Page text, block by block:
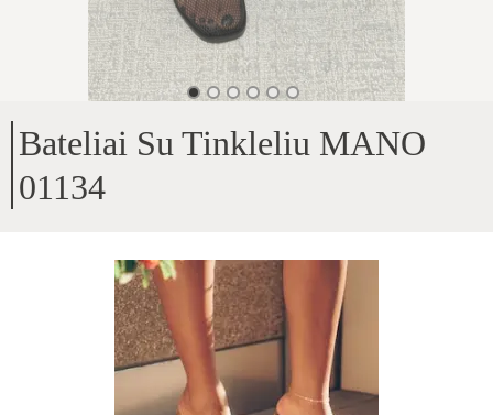
Bateliai Su Tinkleliu MANO
01134
Viduje - Natūrali oda;
Pado aukštis - 1.5cm
Vidutinio pločio pėdai, lankstūs ir patogūs;
5ytK5nmnlU6M93cLsH8b